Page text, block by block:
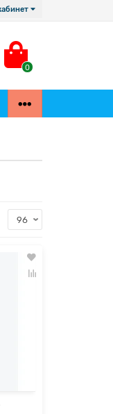
0